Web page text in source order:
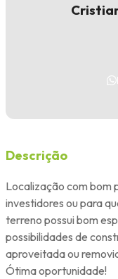
Descrição
Localização com bom
investidores ou para
terreno possui bom
possibilidades de
aproveitada ou
Ótima oportunidade!